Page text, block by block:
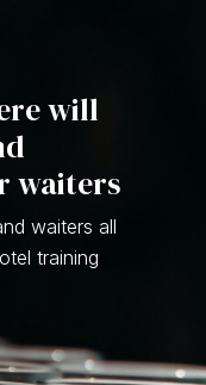
will
waiters
waiters all
training